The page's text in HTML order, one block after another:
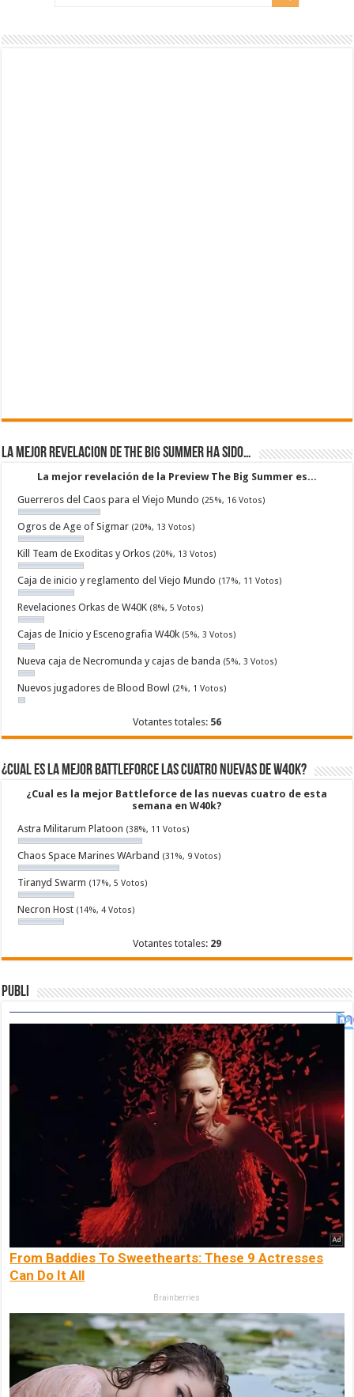
La mejor revelacion de The Big Summer ha sido…
La mejor revelación de la Preview The Big Summer es...
Guerreros del Caos para el Viejo Mundo (25%, 16 Votos)
Ogros de Age of Sigmar (20%, 13 Votos)
Kill Team de Exoditas y Orkos (20%, 13 Votos)
Caja de inicio y reglamento del Viejo Mundo (17%, 11 Votos)
Revelaciones Orkas de W40K (8%, 5 Votos)
Cajas de Inicio y Escenografia W40k (5%, 3 Votos)
Nueva caja de Necromunda y cajas de banda (5%, 3 Votos)
Nuevos jugadores de Blood Bowl (2%, 1 Votos)
Votantes totales: 56
¿Cual es la mejor Battleforce las cuatro nuevas de W40k?
¿Cual es la mejor Battleforce de las nuevas cuatro de esta
semana en W40k?
Astra Militarum Platoon (38%, 11 Votos)
Chaos Space Marines WArband (31%, 9 Votos)
Tiranyd Swarm (17%, 5 Votos)
Necron Host (14%, 4 Votos)
Votantes totales: 29
Publi
From Baddies To Sweethearts: These 9 Actresses
Can Do It All
Brainberries